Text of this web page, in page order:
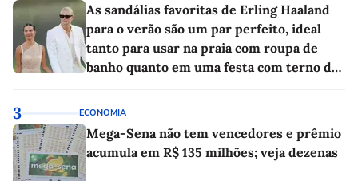
As sandálias favoritas de Erling Haaland
para o verão são um par perfeito, ideal
tanto para usar na praia com roupa de
banho quanto em uma festa com terno de
3 ECONOMIA
Mega-Sena não tem vencedores e prêmio
acumula em R$ 135 milhões; veja dezenas